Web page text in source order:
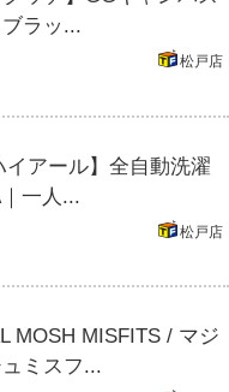
ラッ...
松戸店
イアール】全自動洗濯
一人...
松戸店
MOSH MISFITS / マジ
ミスフ...